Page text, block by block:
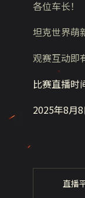
各位车长！
坦克世界萌
观赛互动即
比赛直播时
2025年8月
直播